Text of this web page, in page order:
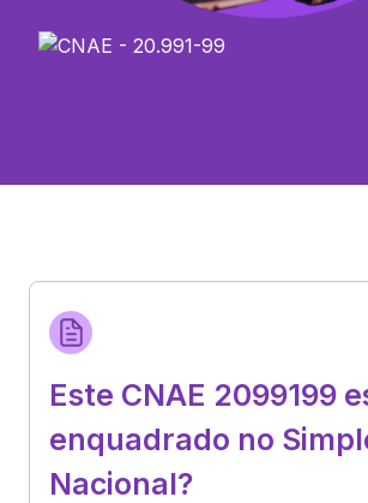
Este CNAE 2099199
enquadrado no
Nacional?